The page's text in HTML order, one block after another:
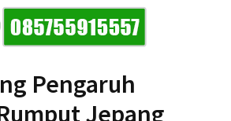
Pengaruh
Jepang